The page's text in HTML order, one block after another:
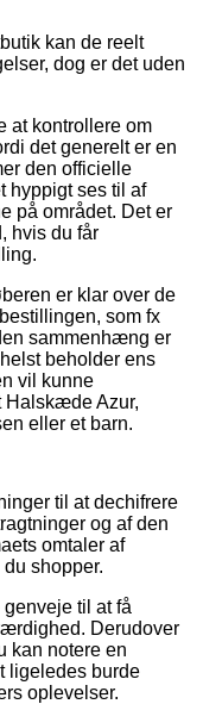
kan de reelt
dog er det uden
at kontrollere om
det generelt er en
den officielle
hyppigt ses til af
på området. Det er
hvis du får
er klar over de
som fx
sammenhæng er
beholder ens
vil kunne
Halskæde Azur,
eller et barn.
til at dechifrere
og af den
omtaler af
shopper.
til at få
Derudover
kan notere en
ligeledes burde
oplevelser.